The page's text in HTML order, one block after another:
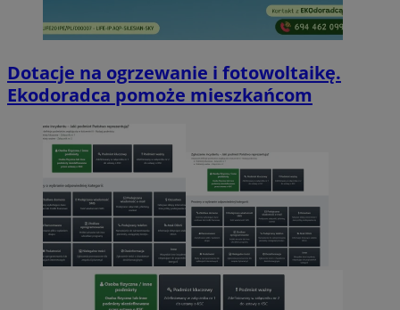
Dotacje na ogrzewanie i fotowoltaikę.
Ekodoradca pomoże mieszkańcom